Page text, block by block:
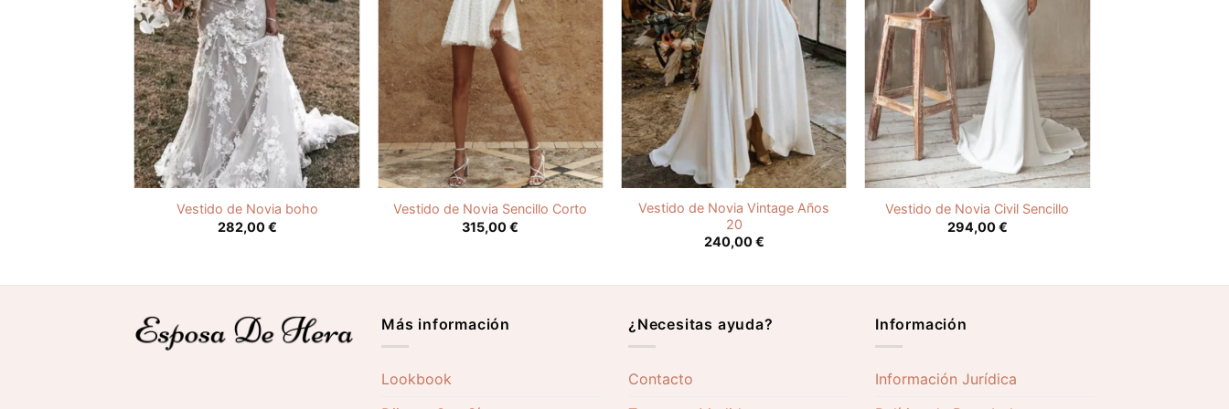
Vestido de Novia boho
282,00€
Vestido de Novia Sencillo Corto
315,00€
Vestido de Novia Vintage Años
20
240,00€
Vestido de Novia Civil Sencillo
294,00€
Más información
Lookbook
¿Necesitas ayuda?
Contacto
Información
Información Jurídica